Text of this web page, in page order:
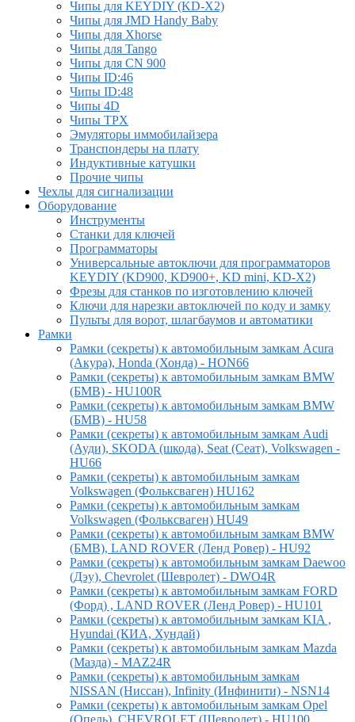
Чипы для KEYDIY (KD-X2)
Чипы для JMD Handy Baby
Чипы для Xhorse
Чипы для Tango
Чипы для CN 900
Чипы ID:46
Чипы ID:48
Чипы 4D
Чипы TPX
Эмуляторы иммобилайзера
Транспондеры на плату
Индуктивные катушки
Прочие чипы
Чехлы для сигнализации
Оборудование
Инструменты
Cтанки для ключей
Программаторы
Универсальные автоключи для программаторов
KEYDIY (KD900, KD900+, KD mini, KD-X2)
Фрезы для станков по изготовлению ключей
Ключи для нарезки автоключей по коду и замку
Пульты для ворот, шлагбаумов и автоматики
Рамки
Рамки (секреты) к автомобильным замкам Acura
(Акура), Honda (Хонда) - HON66
Рамки (секреты) к автомобильным замкам BMW
(БМВ) - HU100R
Рамки (секреты) к автомобильным замкам BMW
(БМВ) - HU58
Рамки (секреты) к автомобильным замкам Audi
(Ауди), SKODA (шкода), Seat (Сеат), Volkswagen -
HU66
Рамки (секреты) к автомобильным замкам
Volkswagen (Фольксваген) HU162
Рамки (секреты) к автомобильным замкам
Volkswagen (Фольксваген) HU49
Рамки (секреты) к автомобильным замкам BMW
(БМВ), LAND ROVER (Ленд Ровер) - HU92
Рамки (секреты) к автомобильным замкам Daewoo
(Дэу), Chevrolet (Шевролет) - DWO4R
Рамки (секреты) к автомобильным замкам FORD
(Форд) , LAND ROVER (Ленд Ровер) - HU101
Рамки (секреты) к автомобильным замкам KIA ,
Hyundai (КИА, Хундай)
Рамки (секреты) к автомобильным замкам Mazda
(Мазда) - MAZ24R
Рамки (секреты) к автомобильным замкам
NISSAN (Ниссан), Infinity (Инфинити) - NSN14
Рамки (секреты) к автомобильным замкам Opel
(Опель), CHEVROLET (Шевролет) - HU100